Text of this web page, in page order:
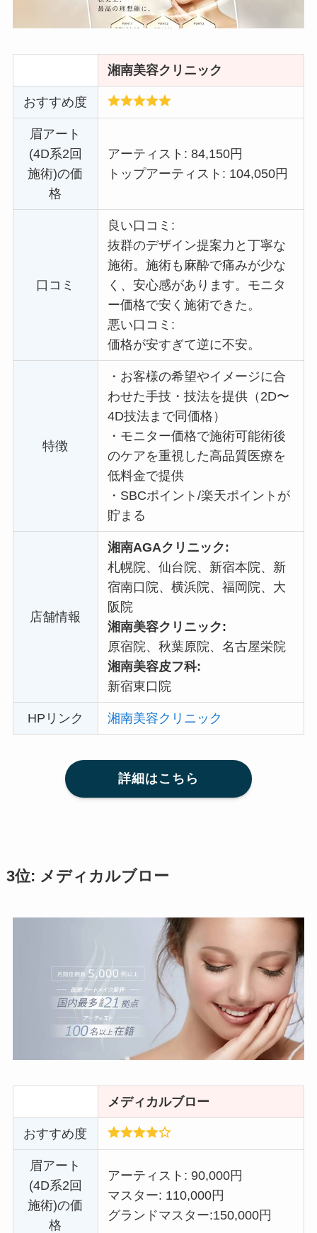
湘南美容クリニック
おすすめ度
眉アート
(4D系2回
施術)の価
格
アーティスト: 84,150円
トップアーティスト: 104,050円
口コミ
良い口コミ:
抜群のデザイン提案力と丁寧な
施術。施術も麻酔で痛みが少な
く、安心感があります。 モニタ
ー価格で安く施術できた。
悪い口コミ:
価格が安すぎて逆に不安。
特徴
・ お客様の希望やイメージに合
わせた手技・技法を提供（2D〜
4D技法まで同価格）
・ モニター価格で施術可能術後
のケアを重視した高品質医療を
低料金で提供
・ SBCポイント/楽天ポイントが
貯まる
店舗情報
湘南AGAクリニック:
札幌院、仙台院、新宿本院、新
宿南口院、横浜院、福岡院、大
阪院
湘南美容クリニック:
原宿院、秋葉原院、名古屋栄院
湘南美容皮フ科:
新宿東口院
HPリンク 湘南美容クリニック
詳細はこちら
3位: メディカルブロー
メディカルブロー
おすすめ度
眉アート
(4D系2回
施術)の価
格
アーティスト: 90,000円
マスター: 110,000円
グランドマスター:150,000円